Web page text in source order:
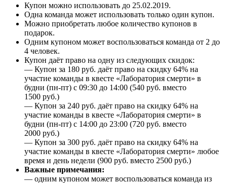
Купон можно использовать до 25.02.2019.
Одна команда может использовать только один купон.
Можно приобретать любое количество купонов в
подарок.
Одним купоном может воспользоваться команда от 2 до
4 человек.
Купон даёт право на одну из следующих скидок:
— Купон за 180 руб. даёт право на скидку 64% на
участие команды в квесте «Лаборатория смерти» в
будни (пн-пт) с 09:30 до 14:00 (540 руб. вместо
1500 руб.)
— Купон за 240 руб. даёт право на скидку 64% на
участие команды в квесте «Лаборатория смерти» в
будни (пн-пт) с 14:00 до 23:00 (720 руб. вместо
2000 руб.)
— Купон за 300 руб. даёт право на скидку 64% на
участие команды в квесте «Лаборатория смерти» любое
время и день недели (900 руб. вместо 2500 руб.)
Важные примечания:
— одним купоном может воспользоваться команда из